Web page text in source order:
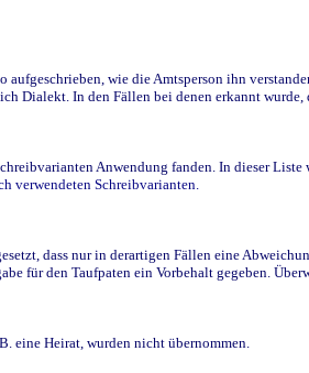
wie die Amtsperson ihn
Dialekt. In den Fällen bei denen erkannt
Anwendung fanden. In dieser
verwendeten Schreibvarianten.
dass nur in derartigen Fällen eine
für den Taufpaten ein Vorbehalt gegeben.
eine Heirat, wurden nicht übernommen.